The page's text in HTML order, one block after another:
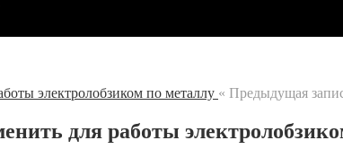
« Предыдущая
для работы